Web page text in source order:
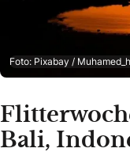
Foto: Pixabay /
Bali,